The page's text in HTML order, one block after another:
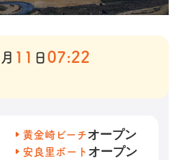
月 11 日 07:22
黄金崎ビーチオープン
安良里ボート オープン